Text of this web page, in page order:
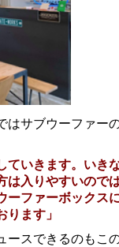
はサブウーファー
ていきます。いき
は入りやすいので
ファーボックス
ます」
ースできるのもこ